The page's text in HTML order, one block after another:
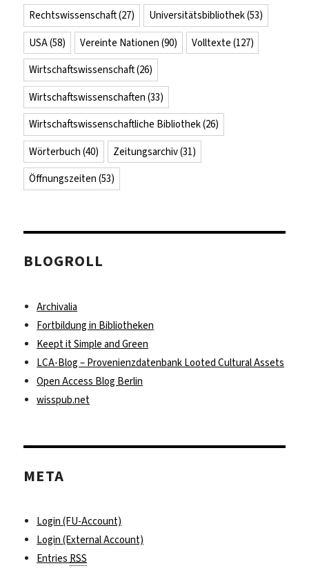
Rechtswissenschaft(27) Universitätsbibliothek(53)
USA(58) Vereinte Nationen (90) Volltexte (127)
Wirtschaftswissenschaft(26)
Wirtschaftswissenschaften (33)
Wirtschaftswissenschaftliche Bibliothek(26)
Wörterbuch (40) Zeitungsarchiv(31)
Öffnungszeiten (53)
BLOGROLL
Archivalia
Fortbildung in Bibliotheken
Keept it Simple and Green
LCA-Blog – Provenienzdatenbank Looted Cultural Assets
Open Access Blog Berlin
wisspub.net
META
Login (FU-Account)
Login (External Account)
EntriesRSS